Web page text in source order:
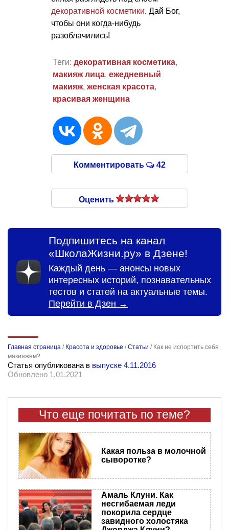
декоративной косметики. Дай Бог,
чтобы они когда-нибудь
разоблачились!
Теги: декоративная косметика,
макияж лица, ежедневный
макияж, женская красота,
красивая женщина
Комментировать 42
Оценить
Подпишитесь на канал
«ШколаЖизни.ру» в Дзене!
Каждый день — анонсы новых
интересных историй, познавательных
тестов и статей на актуальные темы.
Перейти в Дзен →
Главная страница / Красота и здоровье /Статьи / Как не испортить себя
макияжем?
Статья опубликована в выпуске 4.11.2016
Обновлено 1.01.2021
Что еще почитать по теме?
Какая польза в молочной
сыворотке?
Амаль Клуни. Как
несгибаемая леди
покорила сердце
завидного холостяка